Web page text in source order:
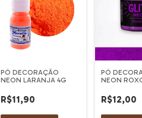
PÓ DECORAÇÃO
NEON LARANJA 4G
R$11,90
PÓ
NEON
R$12,00